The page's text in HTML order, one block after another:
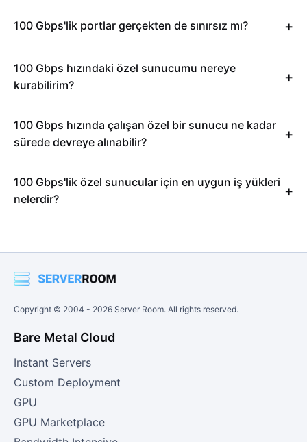
100 Gbps'lik portlar gerçekten de sınırsız mı?
100 Gbps hızındaki özel sunucumu nereye
kurabilirim?
100 Gbps hızında çalışan özel bir sunucu ne kadar
sürede devreye alınabilir?
100 Gbps'lik özel sunucular için en uygun iş yükleri
nelerdir?
Copyright © 2004 - 2026 Server Room. All rights reserved.
Bare Metal Cloud
Instant Servers
Custom Deployment
GPU
GPU Marketplace